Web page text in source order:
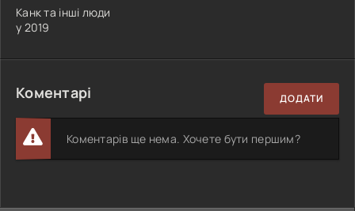
Канк та інші люди
у 2019
Коментарі ДОДАТИ
Коментарів ще нема. Хочете бути першим?